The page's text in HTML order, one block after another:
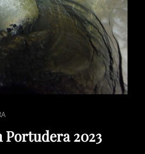
2023